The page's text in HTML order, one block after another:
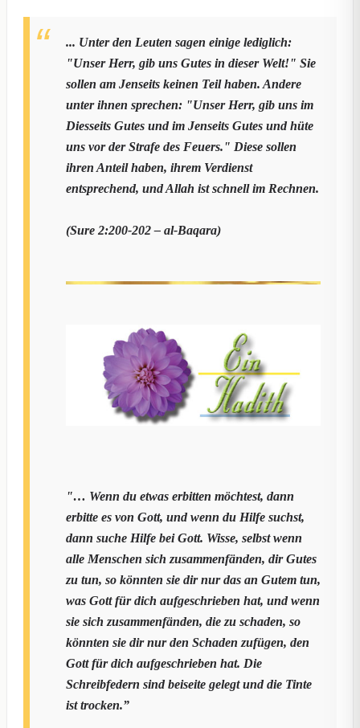
... Unter den Leuten sagen einige lediglich:
"Unser Herr, gib uns Gutes in dieser Welt!" Sie
sollen am Jenseits keinen Teil haben. Andere
unter ihnen sprechen: "Unser Herr, gib uns im
Diesseits Gutes und im Jenseits Gutes und hüte
uns vor der Strafe des Feuers." Diese sollen
ihren Anteil haben, ihrem Verdienst
entsprechend, und Allah ist schnell im Rechnen.
(Sure 2:200-202 – al-Baqara)
"… Wenn du etwas erbitten möchtest, dann
erbitte es von Gott, und wenn du Hilfe suchst,
dann suche Hilfe bei Gott. Wisse, selbst wenn
alle Menschen sich zusammenfänden, dir Gutes
zu tun, so könnten sie dir nur das an Gutem tun,
was Gott für dich aufgeschrieben hat, und wenn
sie sich zusammenfänden, die zu schaden, so
könnten sie dir nur den Schaden zufügen, den
Gott für dich aufgeschrieben hat. Die
Schreibfedern sind beiseite gelegt und die Tinte
ist trocken.”